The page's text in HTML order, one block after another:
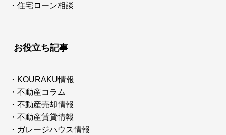
・ 住宅ローン相談
お役立ち記事
・ KOURAKU情報
・ 不動産コラム
・ 不動産売却情報
・ 不動産賃貸情報
・ ガレージハウス情報